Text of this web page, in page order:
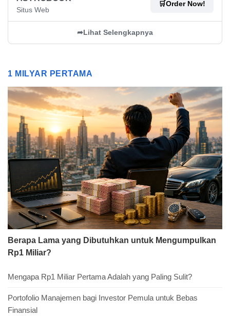
Situs Web
🛒Order Now!
➦Lihat Selengkapnya
1 MILYAR PERTAMA
Berapa Lama yang Dibutuhkan untuk Mengumpulkan
Rp1 Miliar?
Mengapa Rp1 Miliar Pertama Adalah yang Paling Sulit?
Portofolio Manajemen bagi Investor Pemula untuk Bebas
Finansial